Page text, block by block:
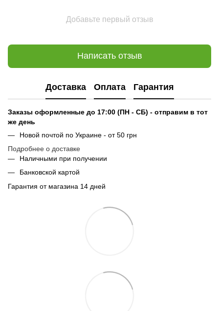
Добавьте первый отзыв
Написать отзыв
Доставка Оплата Гарантия
Заказы оформленные до 17:00 (ПН - СБ) - отправим в тот
же день
Новой почтой по Украине - от 50 грн
Подробнее о доставке
Наличными при получении
Банковской картой
Гарантия от магазина 14 дней